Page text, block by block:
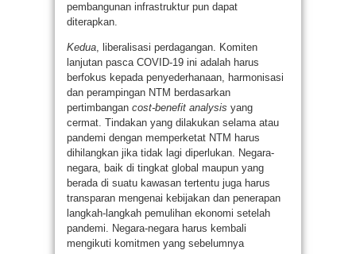
pembangunan infrastruktur pun dapat
diterapkan.
Kedua, liberalisasi perdagangan. Komiten
lanjutan pasca COVID-19 ini adalah harus
berfokus kepada penyederhanaan, harmonisasi
dan perampingan NTM berdasarkan
pertimbangan cost-benefit analysis yang
cermat. Tindakan yang dilakukan selama atau
pandemi dengan memperketat NTM harus
dihilangkan jika tidak lagi diperlukan. Negara-
negara, baik di tingkat global maupun yang
berada di suatu kawasan tertentu juga harus
transparan mengenai kebijakan dan penerapan
langkah-langkah pemulihan ekonomi setelah
pandemi. Negara-negara harus kembali
mengikuti komitmen yang sebelumnya